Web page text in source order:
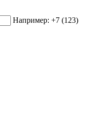
Например: +7 (123)